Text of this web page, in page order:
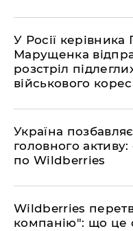
​У Росії
Марущенка
розстріл
військового
​Україна
головного
по Wildberries
​Wildberries
компанію": що це